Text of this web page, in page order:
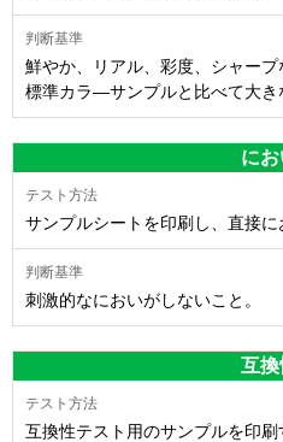
鮮やか、リアル、彩度、シャープ
標準カラ―サンプルと比べて大き
に
サンプルシートを印刷し、直接に
刺激的なにおいがしないこと。
互換
互換性テスト用のサンプルを印刷